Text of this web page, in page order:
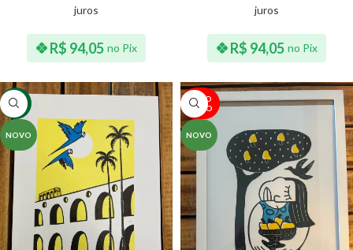
juros
R$ 94,05 no Pix
juros
R$ 94,05 no Pix
-34%
NOVO
ESGO
TADO
NOVO